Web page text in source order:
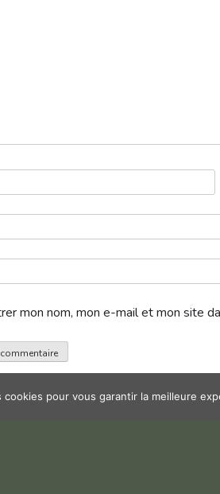
mon nom, mon e-mail et mon site
cookies pour vous garantir la meilleure